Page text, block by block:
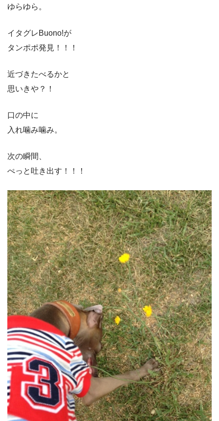
ゆらゆら。
イタグレBuono!が
タンポポ発見！！！
近づきたべるかと
思いきや？！
口の中に
入れ噛み噛み。
次の瞬間、
ぺっと吐き出す！！！